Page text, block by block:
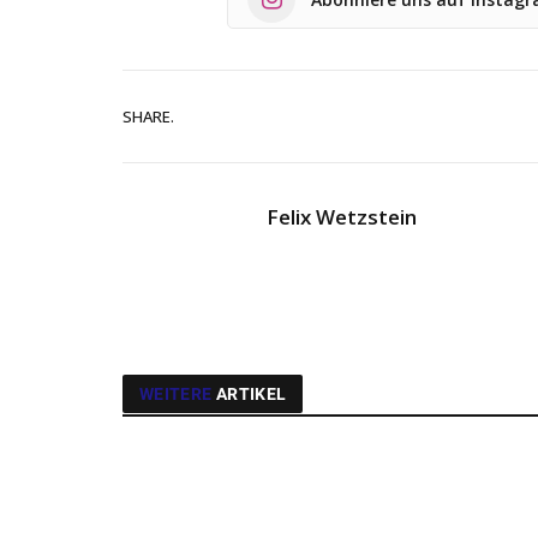
SHARE.
Felix Wetzstein
WEITERE ARTIKEL